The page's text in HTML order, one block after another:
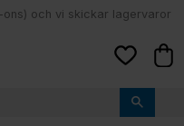
ons) och vi skickar lagervaror